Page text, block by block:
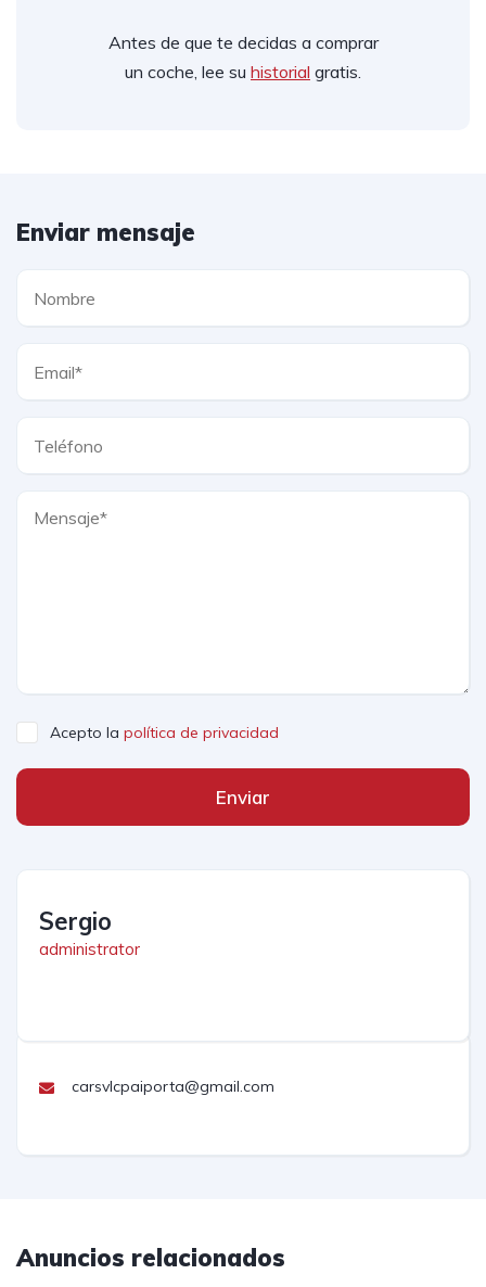
Antes de que te decidas a comprar
un coche, lee su historial gratis.
Enviar mensaje
Acepto la política de privacidad
Enviar
Sergio
administrator
carsvlcpaiporta@gmail.com
Anuncios relacionados